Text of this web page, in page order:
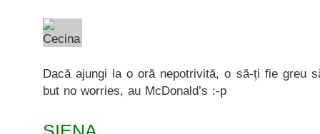
Dacă ajungi la o oră nepotrivită, o să-ți fie greu
but no worries, au McDonald’s :-p